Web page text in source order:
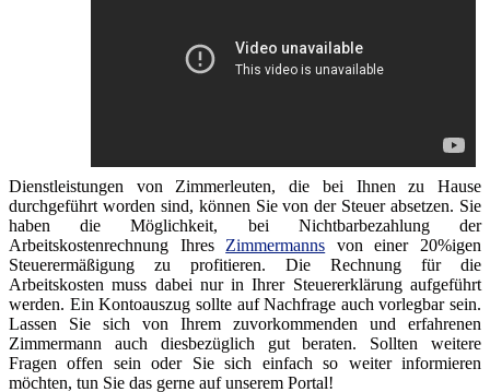
Dienstleistungen von Zimmerleuten, die bei Ihnen zu Hause
durchgeführt worden sind, können Sie von der Steuer absetzen. Sie
haben die Möglichkeit, bei Nichtbarbezahlung der
Arbeitskostenrechnung Ihres Zimmermanns von einer 20%igen
Steuerermäßigung zu profitieren. Die Rechnung für die
Arbeitskosten muss dabei nur in Ihrer Steuererklärung aufgeführt
werden. Ein Kontoauszug sollte auf Nachfrage auch vorlegbar sein.
Lassen Sie sich von Ihrem zuvorkommenden und erfahrenen
Zimmermann auch diesbezüglich gut beraten. Sollten weitere
Fragen offen sein oder Sie sich einfach so weiter informieren
möchten, tun Sie das gerne auf unserem Portal!